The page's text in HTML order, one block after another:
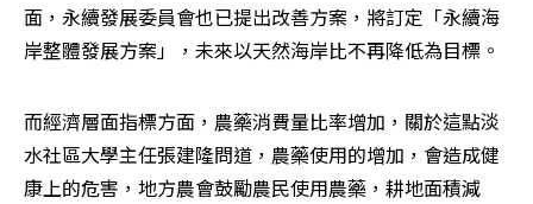
面，永續發展委員會也已提出改善方案，將訂定「永續海
岸整體發展方案」，未來以天然海岸比不再降低為目標。
而經濟層面指標方面，農藥消費量比率增加，關於這點淡
水社區大學主任張建隆問道，農藥使用的增加，會造成健
康上的危害，地方農會鼓勵農民使用農藥，耕地面積減